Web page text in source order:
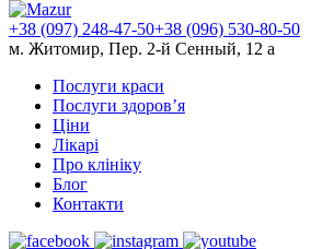
+38 (097) 248-47-50+38 (096) 530-80-50
м. Житомир, Пер. 2-й Сенный, 12 а
Послуги краси
Послуги здоров’я
Ціни
Лікарі
Про клініку
Блог
Контакти